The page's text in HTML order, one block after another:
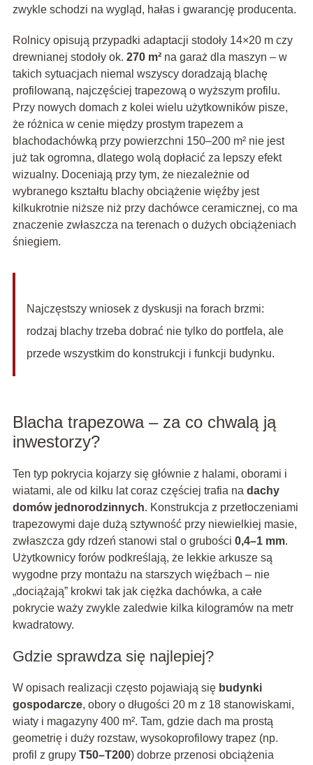
zwykle schodzi na wygląd, hałas i gwarancję producenta.
Rolnicy opisują przypadki adaptacji stodoły 14×20 m czy
drewnianej stodoły ok. 270 m²na garaż dla maszyn – w
takich sytuacjach niemal wszyscy doradzają blachę
profilowaną, najczęściej trapezową o wyższym profilu.
Przy nowych domach z kolei wielu użytkowników pisze,
że różnica w cenie między prostym trapezem a
blachodachówką przy powierzchni 150–200 m² nie jest
już tak ogromna, dlatego wolą dopłacić za lepszy efekt
wizualny. Doceniają przy tym, że niezależnie od
wybranego kształtu blachy obciążenie więźby jest
kilkukrotnie niższe niż przy dachówce ceramicznej, co ma
znaczenie zwłaszcza na terenach o dużych obciążeniach
śniegiem.
Najczęstszy wniosek z dyskusji na forach brzmi:
rodzaj blachy trzeba dobrać nie tylko do portfela, ale
przede wszystkim do konstrukcji i funkcji budynku.
Blacha trapezowa – za co chwalą ją
inwestorzy?
Ten typ pokrycia kojarzy się głównie z halami, oborami i
wiatami, ale od kilku lat coraz częściej trafia na dachy
domów jednorodzinnych. Konstrukcja z przetłoczeniami
trapezowymi daje dużą sztywność przy niewielkiej masie,
zwłaszcza gdy rdzeń stanowi stal o grubości 0,4–1 mm.
Użytkownicy forów podkreślają, że lekkie arkusze są
wygodne przy montażu na starszych więźbach – nie
„dociążają” krokwi tak jak ciężka dachówka, a całe
pokrycie waży zwykle zaledwie kilka kilogramów na metr
kwadratowy.
Gdzie sprawdza się najlepiej?
W opisach realizacji często pojawiają się budynki
gospodarcze, obory o długości 20 m z 18 stanowiskami,
wiaty i magazyny 400 m². Tam, gdzie dach ma prostą
geometrię i duży rozstaw, wysokoprofilowy trapez (np.
profil z grupy T50–T200) dobrze przenosi obciążenia